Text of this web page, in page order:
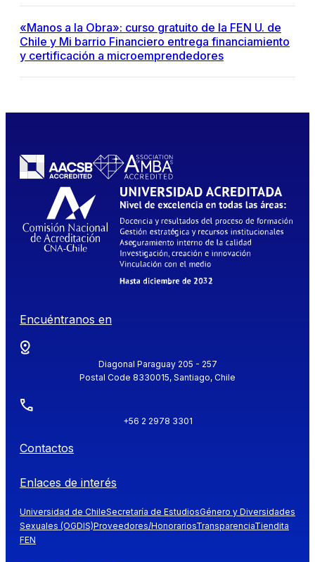
«Manos a la Obra»: curso gratuito de la FEN U. de
Chile y Mi barrio Financiero entrega financiamiento
y certificación a microemprendedores
Encuéntranos en
Diagonal Paraguay 205 - 257
Postal Code 8330015, Santiago, Chile
+56 2 2978 3301
Contactos
Enlaces de interés
Universidad de ChileSecretaría de EstudiosGénero y Diversidades
Sexuales (OGDIS)Proveedores/HonorariosTransparenciaTiendita
FEN